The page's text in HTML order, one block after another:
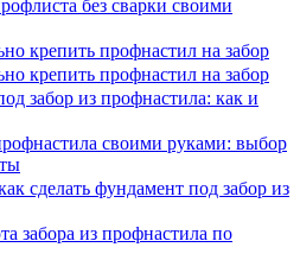
без сварки своими
крепить профнастил на забор
крепить профнастил на забор
забор из профнастила: как и
своими руками: выбор
сделать фундамент под забор из
забора из профнастила по